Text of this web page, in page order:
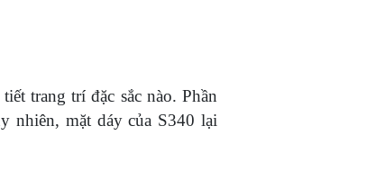
trang trí đặc sắc nào. Phần
nhiên, mặt dáy của S340 lại